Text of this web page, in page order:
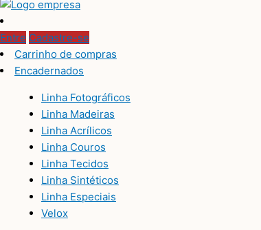
Entre Cadastre-se
Carrinho de compras
Encadernados
Linha Fotográficos
Linha Madeiras
Linha Acrílicos
Linha Couros
Linha Tecidos
Linha Sintéticos
Linha Especiais
Velox